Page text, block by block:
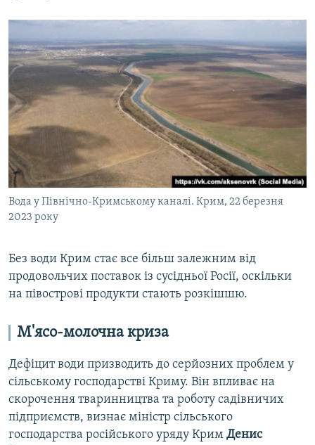
Вода у Північно-Кримському каналі. Крим, 22 березня
2023 року
Без води Крим стає все більш залежним від
продовольчих поставок із сусідньої Росії, оскільки
на півострові продукти стають розкішшю.
М'ясо-молочна криза
Дефіцит води призводить до серйозних проблем у
сільському господарстві Криму. Він впливає на
скорочення тваринництва та роботу садівничих
підприємств, визнає міністр сільського
господарства російського уряду Крим Денис